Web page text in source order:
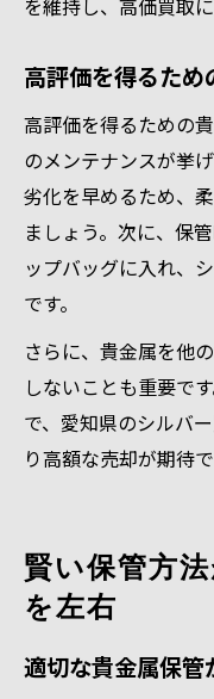
を維持し、高価買取
高評価を得るた
高評価を得るための
のメンテナンスが挙
劣化を早めるため、
ましょう。次に、保
ップバッグに入れ、
です。
さらに、貴金属を他
しないことも重要で
で、愛知県のシルバ
り高額な売却が期待で
賢い保管方
を左右
適切な貴金属保